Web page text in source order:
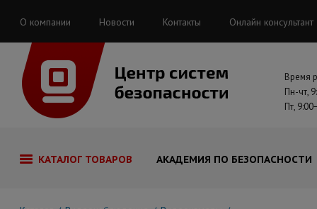
О компании Новости Контакты Онлайн консультант
Время
Пн-чт,
Пт,
КАТАЛОГ ТОВАРОВ АКАДЕМИЯ ПО БЕЗОПАСНОСТИ